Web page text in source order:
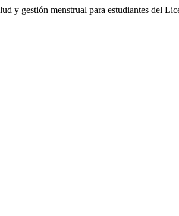
y gestión menstrual para estudiantes del